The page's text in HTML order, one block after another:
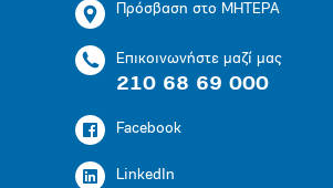
Πρόσβαση στο ΜΗΤΕΡΑ
Επικοινωνήστε μαζί μας
210 68 69 000
Facebook
LinkedIn